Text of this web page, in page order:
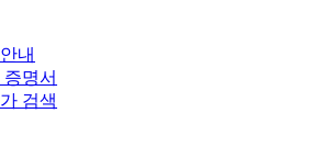
내
명서
검색